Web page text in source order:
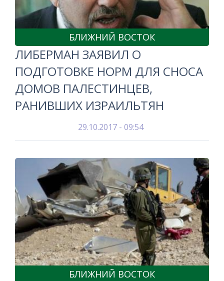
БЛИЖНИЙ ВОСТОК
ЛИБЕРМАН ЗАЯВИЛ О
ПОДГОТОВКЕ НОРМ ДЛЯ СНОСА
ДОМОВ ПАЛЕСТИНЦЕВ,
РАНИВШИХ ИЗРАИЛЬТЯН
29.10.2017 - 09:54
БЛИЖНИЙ ВОСТОК